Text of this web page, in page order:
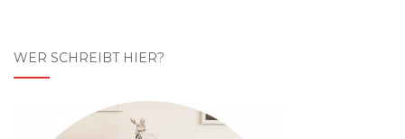
WER SCHREIBT HIER?